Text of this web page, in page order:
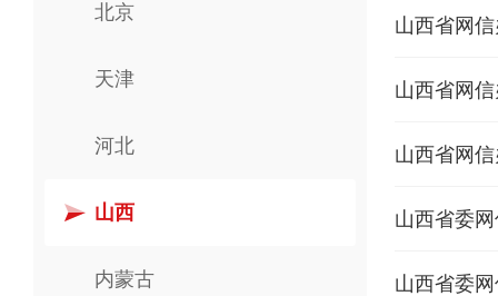
北京
天津
河北
山西
内蒙古
山西省网
山西省网
山西省网
山西省委
山西省委